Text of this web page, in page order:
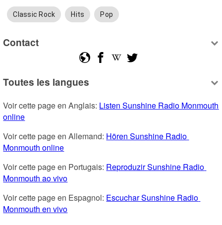
Classic Rock Hits Pop
Contact
Toutes les langues
Voir cette page en Anglais: Listen Sunshine Radio Monmouth
online
Voir cette page en Allemand: Hören Sunshine Radio
Monmouth online
Voir cette page en Portugais: Reproduzir Sunshine Radio
Monmouth ao vivo
Voir cette page en Espagnol: Escuchar Sunshine Radio
Monmouth en vivo